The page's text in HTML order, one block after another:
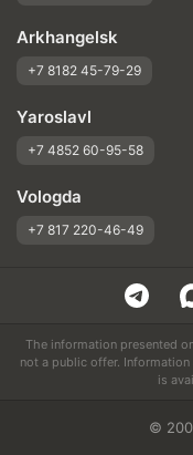
Arkhangelsk
+7 8182 45-79-29
Yaroslavl
+7 4852 60-95-58
Vologda
+7 817 220-46-49
The information presented
not a public offer.
is
©